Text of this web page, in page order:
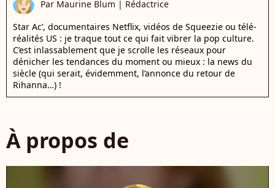
Par Maurine Blum | Rédactrice
Star Ac’, documentaires Netflix, vidéos de Squeezie ou télé-
réalités US : je traque tout ce qui fait vibrer la pop culture.
C’est inlassablement que je scrolle les réseaux pour
dénicher les tendances du moment ou mieux : la news du
siècle (qui serait, évidemment, l’annonce du retour de
Rihanna…) !
À propos de